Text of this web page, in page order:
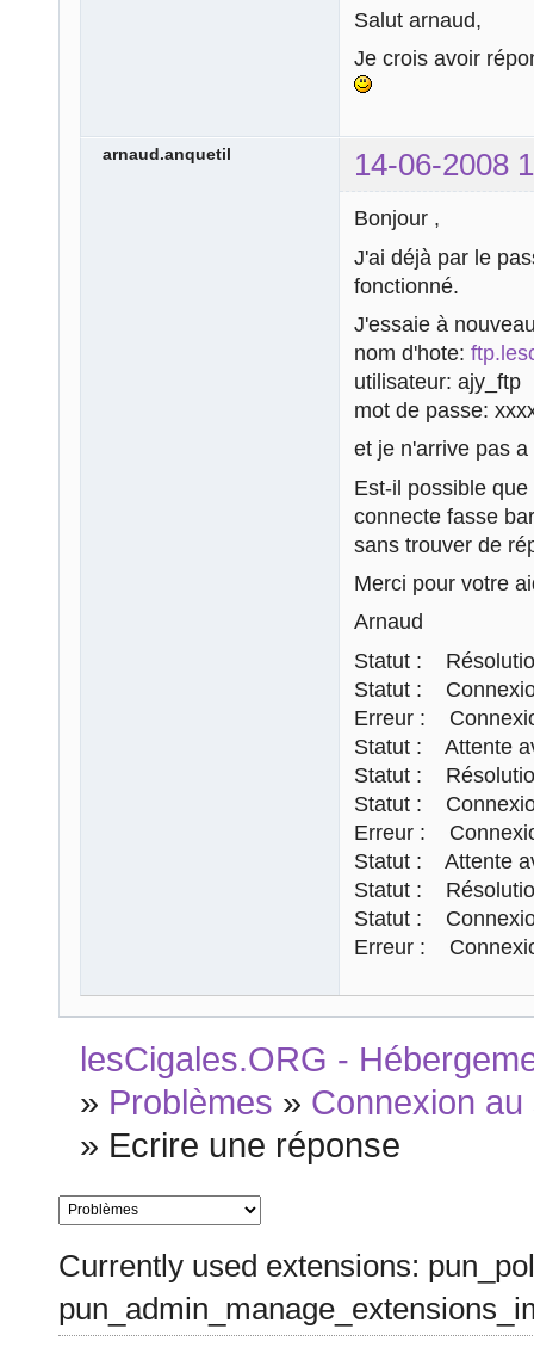
Salut arnaud,
Je crois avoir
arnaud.anquetil 14-06-2008
Bonjour ,
J'ai déjà par le
fonctionné.
J'essaie à
nom d'hote:
utilisateur: ajy_ftp
mot de passe:
et je n'arrive pas
Est-il possible
connecte fasse
sans trouver de
Merci pour votre
Arnaud
Statut :
Statut :
Erreur :
Statut : Attente
Statut :
Statut :
Erreur :
Statut : Attente
Statut :
Statut :
Erreur :
lesCigales.ORG -
» Problèmes » Connexion
» Ecrire une réponse
Currently used extensions: